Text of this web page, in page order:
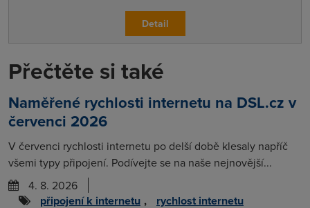
Detail
Přečtěte si také
Naměřené rychlosti internetu na DSL.cz v
červenci 2026
V červenci rychlosti internetu po delší době klesaly napříč
všemi typy připojení. Podívejte se na naše nejnovější...
4. 8. 2026
připojení k internetu , rychlost internetu